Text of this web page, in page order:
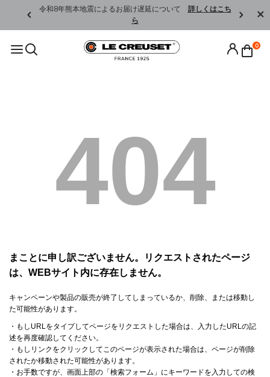
令和8年熊本地震によるお届け遅延について 詳しくはこち
ら
0
404
まことに申し訳ございません。リクエストされたページ
は、WEBサイト内に存在しません。
キャンペーンや製品の販売が終了してしまっているか、削除、または移動し
た可能性があります。
・もしURLをタイプしてページをリクエストした場合は、入力したURLの記
述を再度確認してください。
・もしリンクをクリックしてこのページが表示された場合は、ページが削除
されたか移動された可能性があります。
・お手数ですが、画面上部の「検索フォーム」にキーワードを入力しての検